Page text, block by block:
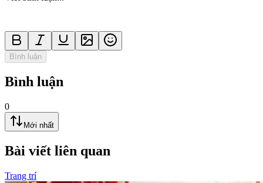
Bình luận
Bình luận
0
Mới nhất
Bài viết liên quan
Trang trí